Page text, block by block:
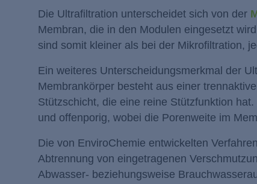
Die Ultrafiltration unterscheidet sich von der
Membran, die in den Modulen eingesetzt
sind somit kleiner als bei der Mikrofiltration,
Ein weiteres Unterscheidungsmerkmal der
Membrankörper besteht aus einer
Stützschicht, die eine reine Stützfunktion
und offenporig, wobei die Porenweite im
Die von EnviroChemie entwickelten
Abtrennung von eingetragenen
Abwasser- beziehungsweise